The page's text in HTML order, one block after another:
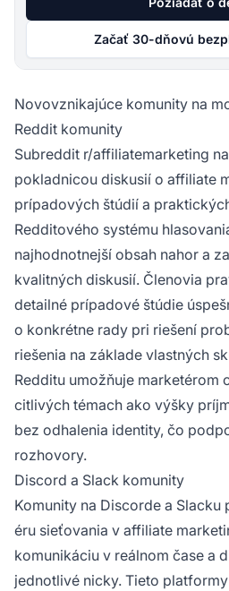
Začať 30-dňovú
Novovznikajúce komunity na
Reddit komunity
Subreddit r/affiliatemarketing
pokladnicou diskusií o affiliate
prípadových štúdií a
Redditového systému
najhodnotnejší obsah nahor a
kvalitných diskusií. Členovia
detailné prípadové štúdie
o konkrétne rady pri riešení
riešenia na základe vlastných
Redditu umožňuje marketérom
citlivých témach ako výšky
bez odhalenia identity, čo
rozhovory.
Discord a Slack komunity
Komunity na Discorde a Slacku
éru sieťovania v affiliate
komunikáciu v reálnom čase a
jednotlivé nicky. Tieto